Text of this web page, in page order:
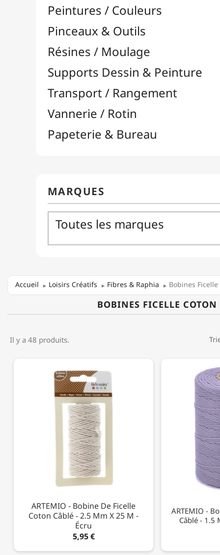
Accueil Loisirs Créatifs Fibres & Raphia Bobines Ficelle
BOBINES FICELLE COTON
Il y a 48 produits.
ARTEMIO - Bobine De Ficelle
Coton Câblé - 2.5 Mm X 25 M -
Écru
5,95 €
ARTEMIO -
Câblé - 1.5